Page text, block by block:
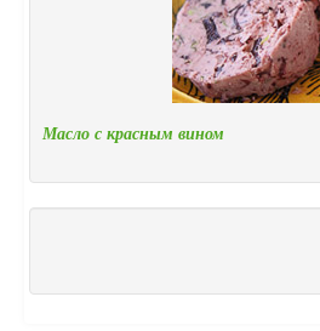
Масло с красным вином